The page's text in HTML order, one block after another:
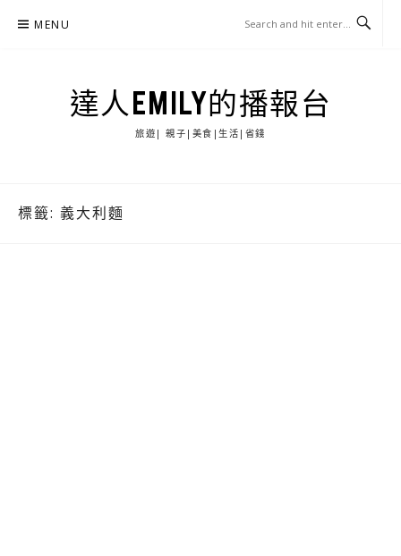
MENU
達人EMILY的播報台
旅遊| 親子|美食|生活|省錢
標籤: 義大利麵